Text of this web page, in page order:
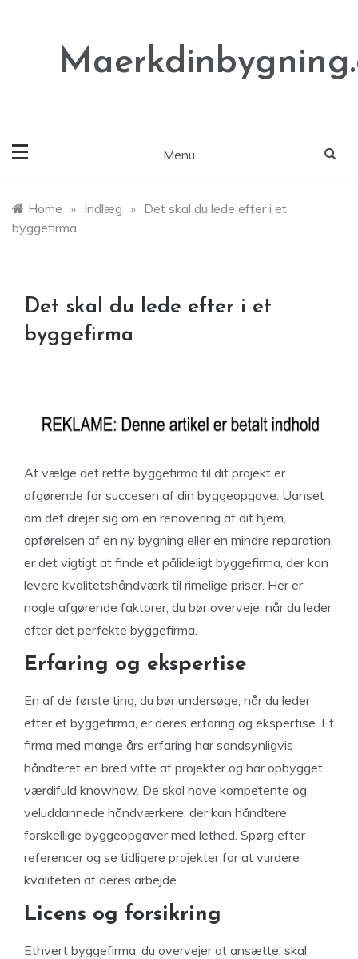
Menu
Home » Indlæg » Det skal du lede efter i et
byggefirma
Det skal du lede efter i et
byggefirma
At vælge det rette byggefirma til dit projekt er
afgørende for succesen af din byggeopgave. Uanset
om det drejer sig om en renovering af dit hjem,
opførelsen af en ny bygning eller en mindre reparation,
er det vigtigt at finde et pålideligt byggefirma, der kan
levere kvalitetshåndværk til rimelige priser. Her er
nogle afgørende faktorer, du bør overveje, når du leder
efter det perfekte byggefirma.
Erfaring og ekspertise
En af de første ting, du bør undersøge, når du leder
efter et byggefirma, er deres erfaring og ekspertise. Et
firma med mange års erfaring har sandsynligvis
håndteret en bred vifte af projekter og har opbygget
værdifuld knowhow. De skal have kompetente og
veluddannede håndværkere, der kan håndtere
forskellige byggeopgaver med lethed. Spørg efter
referencer og se tidligere projekter for at vurdere
kvaliteten af deres arbejde.
Licens og forsikring
Ethvert byggefirma, du overvejer at ansætte, skal